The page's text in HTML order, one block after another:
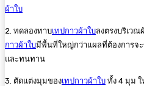
ผ้าใบ
2. ทดลองทาบเทปกาวผ้าใบลงตรงบริเว
กาวผ้าใบมีพื้นที่ใหญ่กว่าแผลที่ต้องการจ
และทนทาน
3. ตัดแต่งมุมของเทปกาวผ้าใบ ทั้ง 4 มุม